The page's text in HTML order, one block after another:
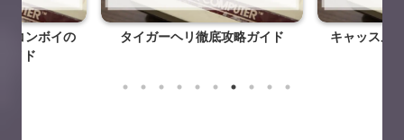
コンボイの
イド
タイガーヘリ徹底攻略ガイド
キャッスル